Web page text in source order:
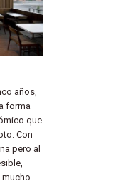
años,
forma
que
Con
pero al
mucho